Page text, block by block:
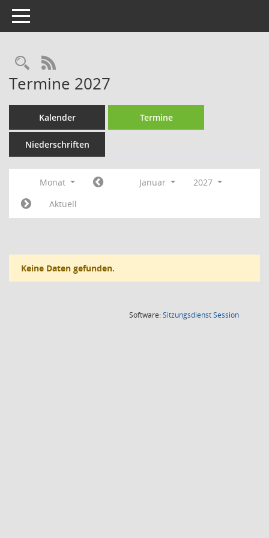
Toggle navigation
Rechercheauswahl
RSS-Feed
Termine 2027
Kalender Termine
Niederschriften
Monat Januar
2027
Aktuell
Keine Daten gefunden.
Software:SitzungsdienstSession(Wird in